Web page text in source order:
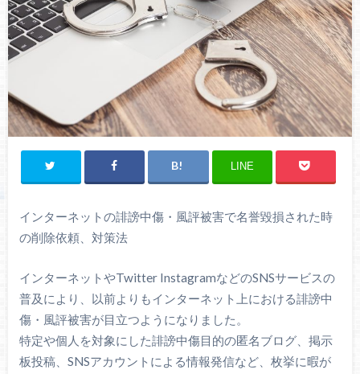
LINE
インターネットの誹謗中傷・風評被害で名誉毀損された時
の削除依頼、対策法
インターネットやTwitter InstagramなどのSNSサービスの
普及により、以前よりもインターネット上における誹謗中
傷・風評被害が目立つようになりました。
特定や個人を対象にした誹謗中傷目的の匿名ブログ、掲示
板投稿、SNSアカウントによる情報発信など、枚挙に暇が